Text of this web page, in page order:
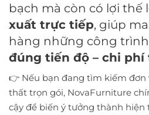
bạch mà còn có lợi thế
xuất trực tiếp, giúp
hàng những công trình
đúng tiến độ – chi phí
👉 Nếu bạn đang tìm kiếm
thất trọn gói, NovaFurniture
cậy để biến ý tưởng thành